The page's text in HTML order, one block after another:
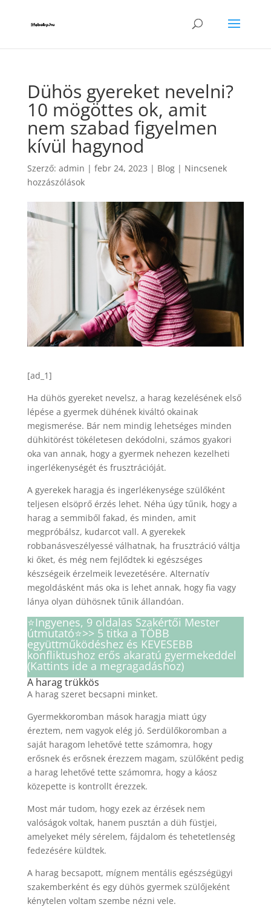
Dühös gyereket nevelni?
10 mögöttes ok, amit
nem szabad figyelmen
kívül hagynod
Szerző: admin | febr 24, 2023 | Blog| Nincsenek
hozzászólások
[ad_1]
Ha dühös gyereket nevelsz, a harag kezelésének első
lépése a gyermek dühének kiváltó okainak
megismerése. Bár nem mindig lehetséges minden
dühkitörést tökéletesen dekódolni, számos gyakori
oka van annak, hogy a gyermek nehezen kezelheti
ingerlékenységét és frusztrációját.
A gyerekek haragja és ingerlékenysége szülőként
teljesen elsöprő érzés lehet. Néha úgy tűnik, hogy a
harag a semmiből fakad, és minden, amit
megpróbálsz, kudarcot vall. A gyerekek
robbanásveszélyessé válhatnak, ha frusztráció váltja
ki őket, és még nem fejlődtek ki egészséges
készségeik érzelmeik levezetésére. Alternatív
megoldásként más oka is lehet annak, hogy fia vagy
lánya olyan dühösnek tűnik állandóan.
⭐️Ingyenes, 9 oldalas Szakértői Mester
útmutató⭐️>> 5 titka a TÖBB
együttműködéshez és KEVESEBB
konfliktushoz erős akaratú gyermekeddel
(Kattints ide a megragadáshoz)
A harag trükkös
A harag szeret becsapni minket.
Gyermekkoromban mások haragja miatt úgy
éreztem, nem vagyok elég jó. Serdülőkoromban a
saját haragom lehetővé tette számomra, hogy
erősnek és erősnek érezzem magam, szülőként pedig
a harag lehetővé tette számomra, hogy a káosz
közepette is kontrollt érezzek.
Most már tudom, hogy ezek az érzések nem
valóságok voltak, hanem pusztán a düh füstjei,
amelyeket mély sérelem, fájdalom és tehetetlenség
fedezésére küldtek.
A harag becsapott, mígnem mentális egészségügyi
szakemberként és egy dühös gyermek szülőjeként
kénytelen voltam szembe nézni vele.